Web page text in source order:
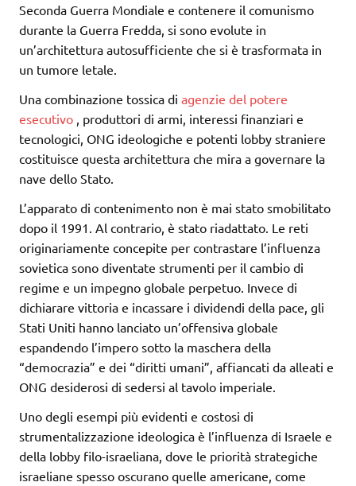
Seconda Guerra Mondiale e contenere il comunismo
durante la Guerra Fredda, si sono evolute in
un’architettura autosufficiente che si è trasformata in
un tumore letale.
Una combinazione tossica di agenzie del potere
esecutivo , produttori di armi, interessi finanziari e
tecnologici, ONG ideologiche e potenti lobby straniere
costituisce questa architettura che mira a governare la
nave dello Stato.
L’apparato di contenimento non è mai stato smobilitato
dopo il 1991. Al contrario, è stato riadattato. Le reti
originariamente concepite per contrastare l’influenza
sovietica sono diventate strumenti per il cambio di
regime e un impegno globale perpetuo. Invece di
dichiarare vittoria e incassare i dividendi della pace, gli
Stati Uniti hanno lanciato un’offensiva globale
espandendo l’impero sotto la maschera della
“democrazia” e dei “diritti umani”, affiancati da alleati e
ONG desiderosi di sedersi al tavolo imperiale.
Uno degli esempi più evidenti e costosi di
strumentalizzazione ideologica è l’influenza di Israele e
della lobby filo-israeliana, dove le priorità strategiche
israeliane spesso oscurano quelle americane, come